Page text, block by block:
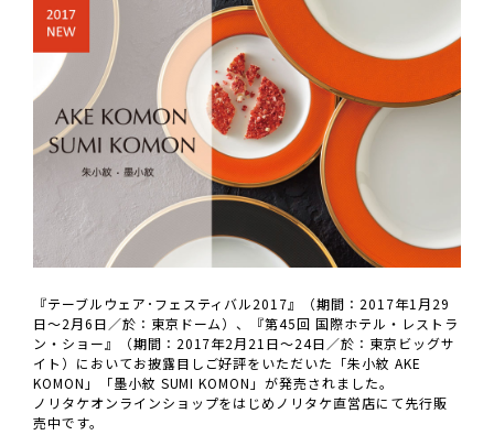
『テーブルウェア･フェスティバル2017』（期間：2017年1月29
日～2月6日／於：東京ドーム）、『第45回 国際ホテル・レストラ
ン・ショー』（期間：2017年2月21日～24日／於：東京ビッグサ
イト）においてお披露目しご好評をいただいた「朱小紋 AKE
KOMON」「墨小紋 SUMI KOMON」が発売されました。
ノリタケオンラインショップをはじめノリタケ直営店にて先行販
売中です。